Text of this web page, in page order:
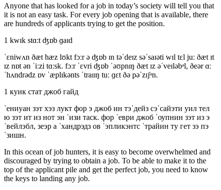
Anyone that has looked for a job in today’s society will tell you that
it is not an easy task. For every job opening that is available, there
are hundreds ofapplicants trying to get the position.
1 kwɪk stɑːt ʤɒb ɡaɪd
ˈɛniwʌn ðæt hæz lʊkt fɔːr ə ʤɒb ɪn təˈdeɪz səˈsaɪəti wɪl tɛl juː ðæt ɪt
ɪz nɒt ən ˈiːzi tɑːsk. fɔːr ˈɛvri ʤɒb ˈəʊpnɪŋ ðæt ɪz əˈveɪləbᵊl, ðeər ɑː
ˈhʌndrədz ɒv ˈæplɪkənts ˈtraɪɪŋ tuː ɡɛt ðə pəˈzɪʃᵊn.
1 куик стат джоб гайд
ˈениуан зэт хэз лукт фор э джоб ин тэˈдейз сэˈсайэти уил тел
ю зэт ит из нот эн ˈизи таск. фор ˈеври джоб ˈоупнин зэт из э
ˈвейлэбл, зеэр а ˈхандрэдз ов ˈэпликэнтс ˈтрайин ту гет зэ пэ
ˈзишн.
In this ocean of job hunters, it is easy to become overwhelmed and
discouraged by trying to obtain a job. To be able to make it to the
top of the applicant pile and get the perfect job, you need to know
the keys to landing any job.